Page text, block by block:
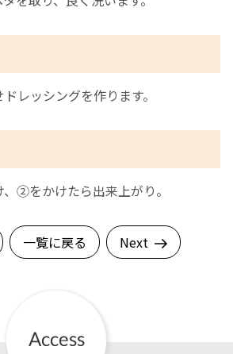
レッシングを作ります。
②をかけたら出来上がり。
一覧に戻る Next